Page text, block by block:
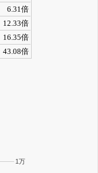
6.31倍
12.33倍
16.35倍
43.08倍
1万